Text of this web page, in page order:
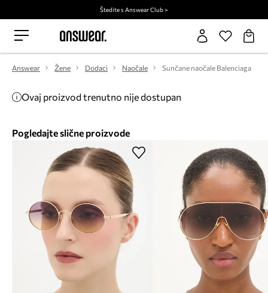
Štedite s Answear Club >
Answear Žene Dodaci Naočale Sunčane naočale Balenciaga
Ovaj proizvod trenutno nije dostupan
Pogledajte slične proizvode